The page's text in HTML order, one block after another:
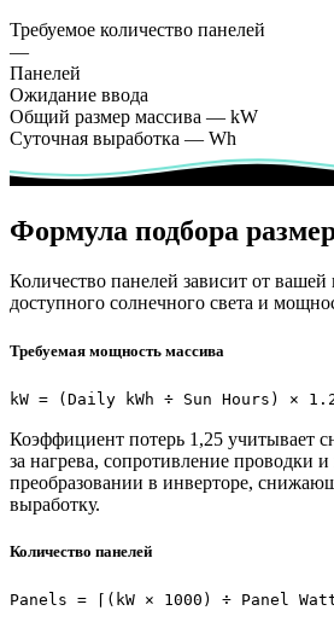
Требуемое количество панелей
—
Панелей
Ожидание ввода
Общий размер массива — kW
Суточная выработка — Wh
Формула подбора
Количество панелей зависит от вашей
доступного солнечного света и
Требуемая мощность массива
kW = (Daily kWh ÷ Sun Hours) ×
Коэффициент потерь 1,25 учитывает
за нагрева, сопротивление проводки
преобразовании в инверторе,
выработку.
Количество панелей
Panels = ⌈(kW × 1000) ÷ Panel